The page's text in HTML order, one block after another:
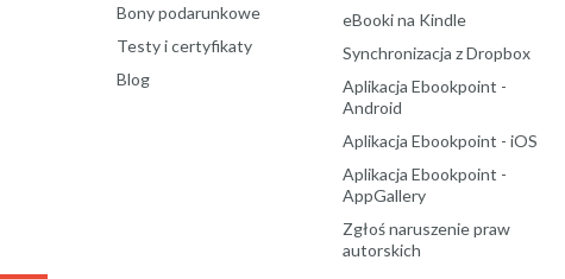
Bony podarunkowe
Testy i certyfikaty
Blog
eBooki na Kindle
Synchronizacja z Dropbox
Aplikacja Ebookpoint -
Android
Aplikacja Ebookpoint - iOS
Aplikacja Ebookpoint -
AppGallery
Zgłoś naruszenie praw
autorskich